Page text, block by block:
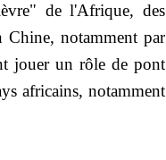
de l'Afrique, des
Chine, notamment par
jouer un rôle de pont
africains, notamment